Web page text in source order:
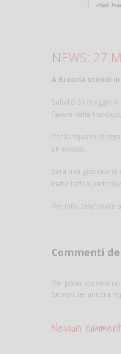
NEWS: 27
A Brescia scendi
Sabato 31 maggio
favore della
Per lo squash si
un doppio.
Sarà una giornata
invita tutti a
Per info, telefonare
Commenti
Per poter scrivere
Se non sei ancora
Nessun